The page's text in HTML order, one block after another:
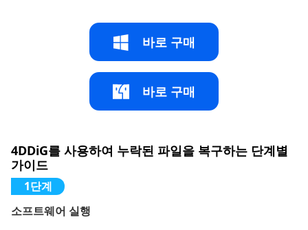
바로 구매
바로 구매
4DDiG를 사용하여 누락된 파일을 복구하는 단계별
가이드
소프트웨어 실행